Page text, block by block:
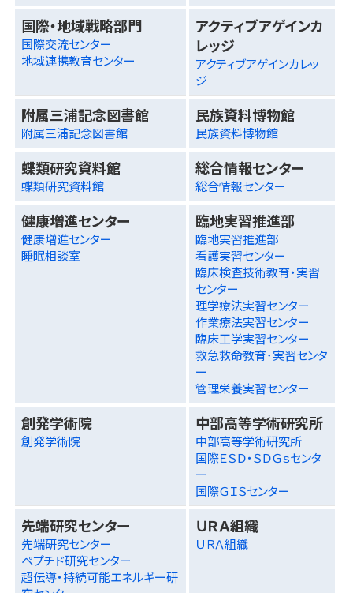
国際・地域戦略部門
国際交流センター
地域連携教育センター
アクティブアゲインカ
レッジ
アクティブアゲインカレッ
ジ
附属三浦記念図書館
附属三浦記念図書館
民族資料博物館
民族資料博物館
蝶類研究資料館
蝶類研究資料館
総合情報センター
総合情報センター
健康増進センター
健康増進センター
睡眠相談室
臨地実習推進部
臨地実習推進部
看護実習センター
臨床検査技術教育・実習
センター
理学療法実習センター
作業療法実習センター
臨床工学実習センター
救急救命教育･実習センタ
ー
管理栄養実習センター
創発学術院
創発学術院
中部高等学術研究所
中部高等学術研究所
国際ＥＳＤ・ＳＤＧｓセンタ
ー
国際ＧＩＳセンター
先端研究センター
先端研究センター
ペプチド研究センター
超伝導・持続可能エネルギー研
ＵＲＡ組織
ＵＲＡ組織